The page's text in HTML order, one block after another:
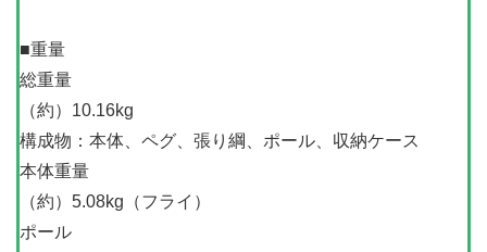
■重量
総重量
（約）10.16kg
構成物：本体、ペグ、張り綱、ポール、収納ケース
本体重量
（約）5.08kg（フライ）
ポール